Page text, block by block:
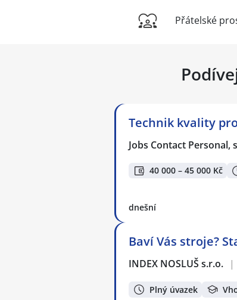
Přátelské
Technik kvality
Jobs Contact Personal,
40 000 – 45 000 Kč
dnešní
Baví Vás stroje?
INDEX NOSLUŠ s.r.o. |
Plný úvazek